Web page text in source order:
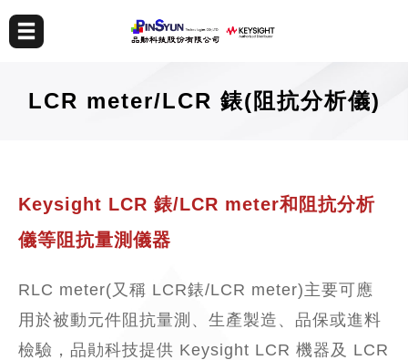
LCR meter/LCR 錶(阻抗分析儀)
Keysight LCR 錶/LCR meter和阻抗分析
儀等阻抗量測儀器
RLC meter(又稱 LCR錶/LCR meter)主要可應
用於被動元件阻抗量測、生產製造、品保或進料
檢驗，品勛科技提供 Keysight LCR 機器及 LCR